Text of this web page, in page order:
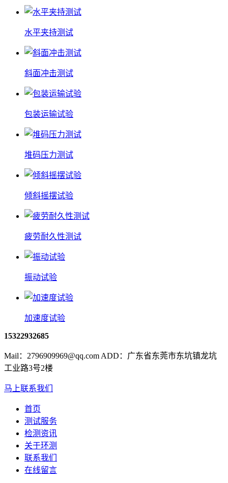
水平夹持测试
斜面冲击测试
包装运输试验
堆码压力测试
倾斜摇摆试验
疲劳耐久性测试
振动试验
加速度试验
15322932685
Mail：2796909969@qq.com ADD：广东省东莞市东坑镇龙坑
工业路3号2楼
马上联系我们
首页
测试服务
检测资讯
关于环测
联系我们
在线留言